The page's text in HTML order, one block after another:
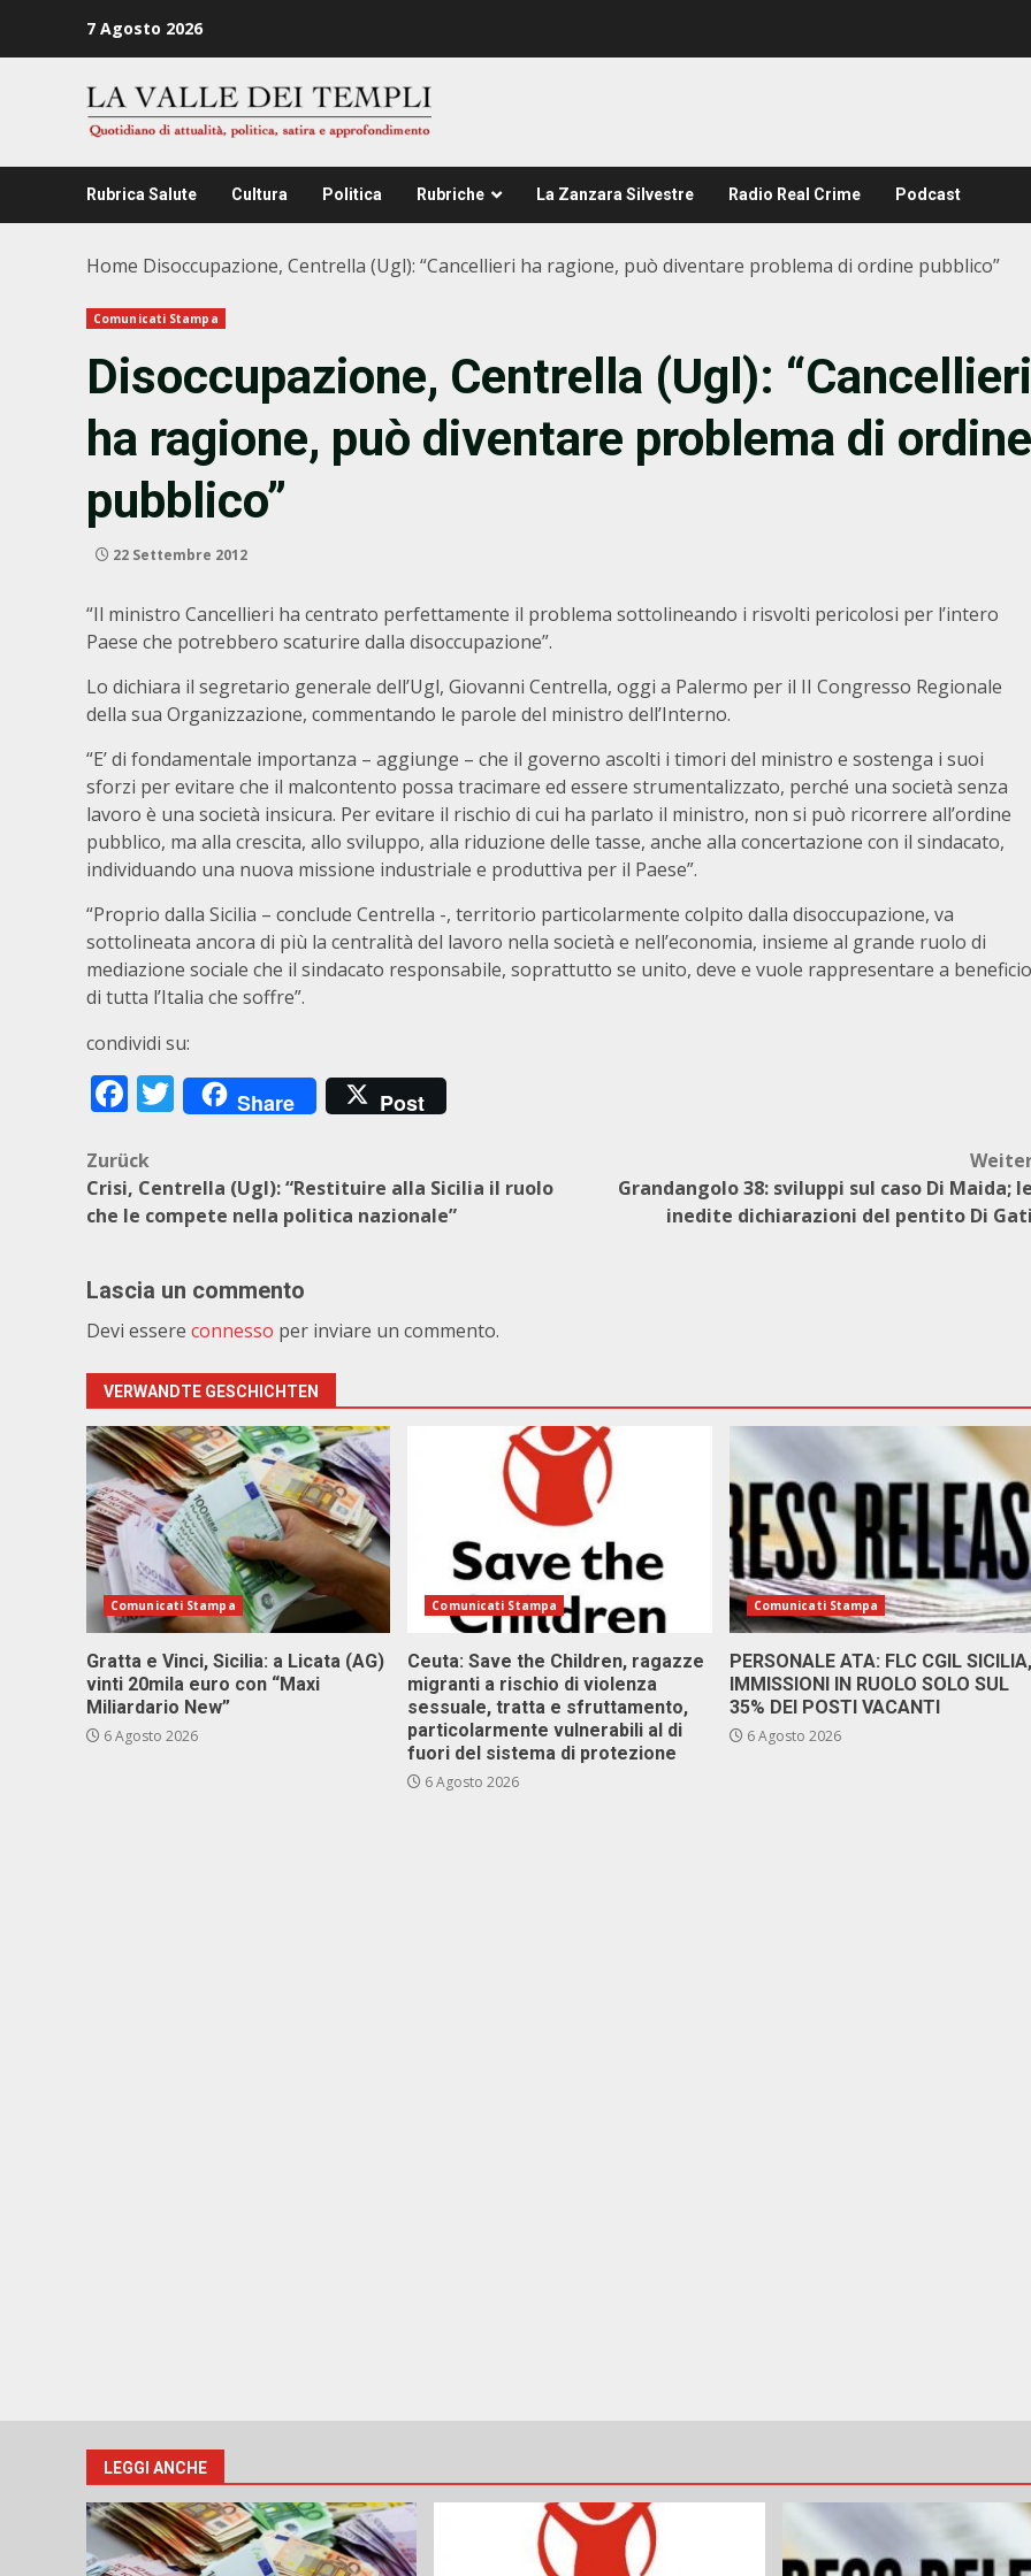
7 Agosto 2026
Rubrica Salute Cultura Politica Rubriche La Zanzara Silvestre Radio Real Crime Podcast
Home Disoccupazione, Centrella (Ugl): “Cancellieri ha ragione, può diventare problema di ordine pubblico”
Comunicati Stampa
Disoccupazione, Centrella (Ugl): “Cancellieri
ha ragione, può diventare problema di ordine
pubblico”
22 Settembre 2012
“Il ministro Cancellieri ha centrato perfettamente il problema sottolineando i risvolti pericolosi per l’intero
Paese che potrebbero scaturire dalla disoccupazione”.
Lo dichiara il segretario generale dell’Ugl, Giovanni Centrella, oggi a Palermo per il II Congresso Regionale
della sua Organizzazione, commentando le parole del ministro dell’Interno.
“E’ di fondamentale importanza – aggiunge – che il governo ascolti i timori del ministro e sostenga i suoi
sforzi per evitare che il malcontento possa tracimare ed essere strumentalizzato, perché una società senza
lavoro è una società insicura. Per evitare il rischio di cui ha parlato il ministro, non si può ricorrere all’ordine
pubblico, ma alla crescita, allo sviluppo, alla riduzione delle tasse, anche alla concertazione con il sindacato,
individuando una nuova missione industriale e produttiva per il Paese”.
“Proprio dalla Sicilia – conclude Centrella -, territorio particolarmente colpito dalla disoccupazione, va
sottolineata ancora di più la centralità del lavoro nella società e nell’economia, insieme al grande ruolo di
mediazione sociale che il sindacato responsabile, soprattutto se unito, deve e vuole rappresentare a beneficio
di tutta l’Italia che soffre”.
condividi su:
Facebook
Twitter
Share Post
Beitragsnavigation
Zurück
Crisi, Centrella (Ugl): “Restituire alla Sicilia il ruolo
che le compete nella politica nazionale”
Grandangolo 38: sviluppi sul caso Di Maida;
inedite dichiarazioni del pentito Di
Lascia un commento
Devi essere connesso per inviare un commento.
VERWANDTE GESCHICHTEN
Comunicati Stampa
Gratta e Vinci, Sicilia: a Licata (AG)
vinti 20mila euro con “Maxi
Miliardario New”
6 Agosto 2026
Comunicati Stampa
Ceuta: Save the Children, ragazze
migranti a rischio di violenza
sessuale, tratta e sfruttamento,
particolarmente vulnerabili al di
fuori del sistema di protezione
6 Agosto 2026
Comunicati Stampa
PERSONALE ATA: FLC CGIL SICILIA,
IMMISSIONI IN RUOLO SOLO SUL
35% DEI POSTI VACANTI
6 Agosto 2026
LEGGI ANCHE